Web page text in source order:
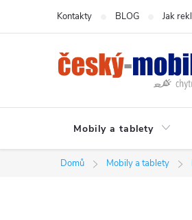
Kontakty BLOG Jak
Mobily a tablety
Domů Mobily a tablety